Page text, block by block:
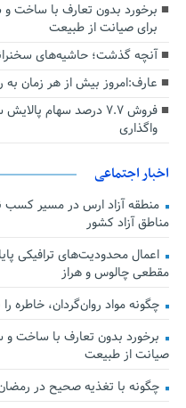
برخورد بدون تعارف با ساخت‌
برای صیانت از طبیعت
آنچه گذشت؛ حاشیه‌های
عارف:امروز بیش از هر زمان به
فروش ۷.۷ درصد سهام
واگذاری
اخبار اجتماعی
منطقه آزاد ارس در مسیر
مناطق آزاد کشور
اعمال محدودیت‌های ترافیکی
مقطعی چالوس و هراز
چگونه مواد روان‌گردان، خاطره
برخورد بدون تعارف با ساخت‌ و
صیانت از طبیعت
چگونه با تغذیه صحیح در